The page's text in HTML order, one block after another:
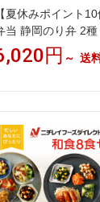
【夏休みポイント
当 静岡のり弁 2
6個 冷凍 海苔 お
焼津 かつお節 沼
料 駅弁屋
円 ～ 送